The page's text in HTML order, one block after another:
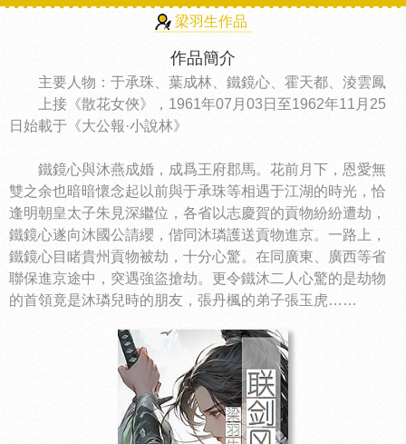
梁羽生作品
作品簡介
主要人物：于承珠、葉成林、鐵鏡心、霍天都、淩雲鳳
上接《散花女俠》，1961年07月03日至1962年11月25
日始載于《大公報·小說林》
鐵鏡心與沐燕成婚，成爲王府郡馬。花前月下，恩愛無
雙之余也暗暗懷念起以前與于承珠等相遇于江湖的時光，恰
逢明朝皇太子朱見深繼位，各省以志慶賀的貢物紛紛遭劫，
鐵鏡心遂向沐國公請纓，偕同沐璘護送貢物進京。一路上，
鐵鏡心目睹貴州貢物被劫，十分心驚。在同廣東、廣西等省
聯保進京途中，突遇強盜搶劫。更令鐵沐二人心驚的是劫物
的首領竟是沐璘兒時的朋友，張丹楓的弟子張玉虎……